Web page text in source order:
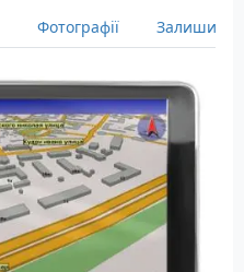
Фотографії Залишити